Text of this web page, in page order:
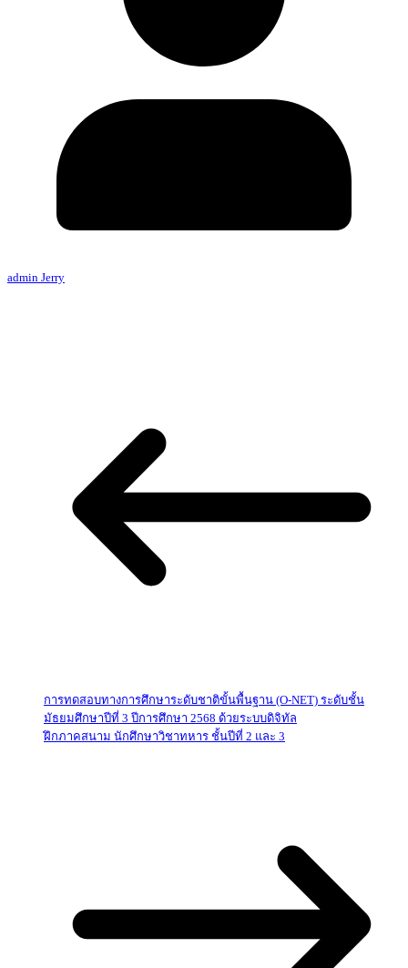
admin Jerry
การทดสอบทางการศึกษาระดับชาติขั้นพื้นฐาน (O-NET) ระดับชั้น
มัธยมศึกษาปีที่ 3 ปีการศึกษา 2568 ด้วยระบบดิจิทัล
ฝึกภาคสนาม นักศึกษาวิชาทหาร ชั้นปีที่ 2 และ 3